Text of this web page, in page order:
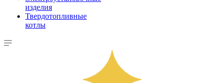
изделия
Твердотопливные
котлы